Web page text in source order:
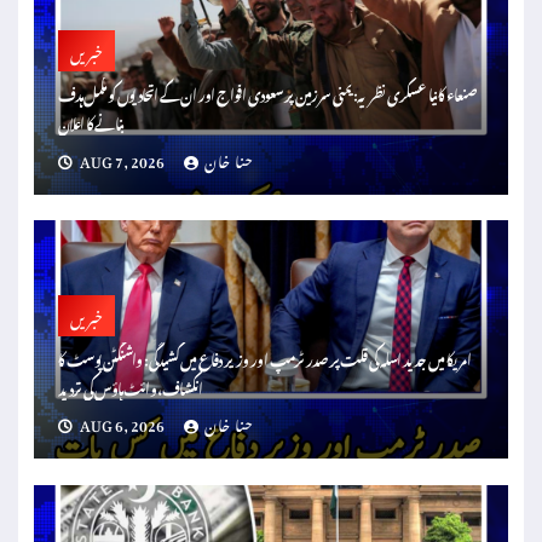
خبریں
صنعاء کا نیا عسکری نظریہ: یمنی سرزمین پر سعودی افواج اور ان کے اتحادیوں کو مکمل ہدف
بنانے کا اعلان
AUG 7, 2026
حنا خان
خبریں
امریکا میں جدید اسلہ کی قلت پر صدر ٹرمپ اور وزیر دفاع میں کشیدگی: واشنگٹن پوسٹ کا
انکشاف، وائٹ ہاؤس کی تردید
AUG 6, 2026
حنا خان